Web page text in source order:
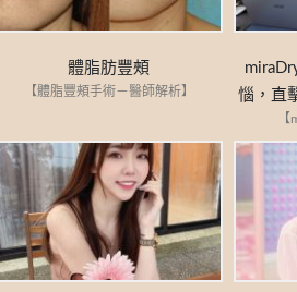
體脂肪豐頰
【體脂豐頰手術－醫師解析】
惱，直